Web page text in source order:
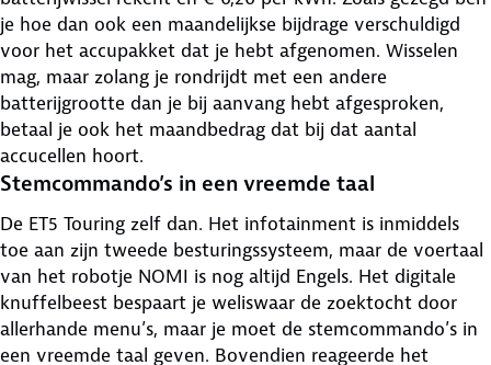
je hoe dan ook een maandelijkse bijdrage verschuldigd
voor het accupakket dat je hebt afgenomen. Wisselen
mag, maar zolang je rondrijdt met een andere
batterijgrootte dan je bij aanvang hebt afgesproken,
betaal je ook het maandbedrag dat bij dat aantal
accucellen hoort.
Stemcommando’s in een vreemde taal
De ET5 Touring zelf dan. Het infotainment is inmiddels
toe aan zijn tweede besturingssysteem, maar de voertaal
van het robotje NOMI is nog altijd Engels. Het digitale
knuffelbeest bespaart je weliswaar de zoektocht door
allerhande menu’s, maar je moet de stemcommando’s in
een vreemde taal geven. Bovendien reageerde het